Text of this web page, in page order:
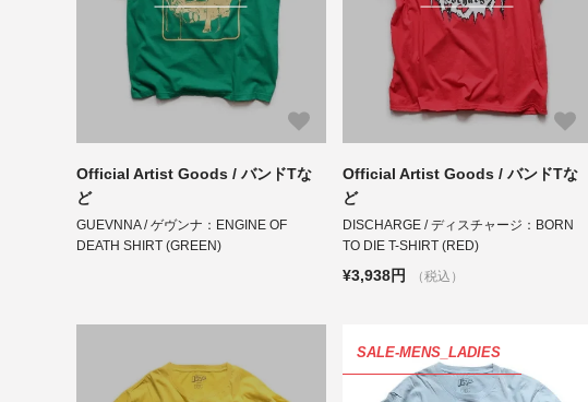
Official Artist Goods / バンドTな
ど
GUEVNNA / ゲヴンナ：ENGINE OF
DEATH SHIRT (GREEN)
Official Artist Goods / バンドTな
ど
DISCHARGE / ディスチャージ：BORN
TO DIE T-SHIRT (RED)
¥3,938円 （税込）
SALE-MENS_LADIES